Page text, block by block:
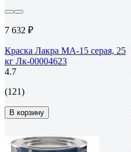
7 632 ₽
Краска Лакра МА-15 серая, 25
кг Лк-00004623
4.7
(121)
В корзину